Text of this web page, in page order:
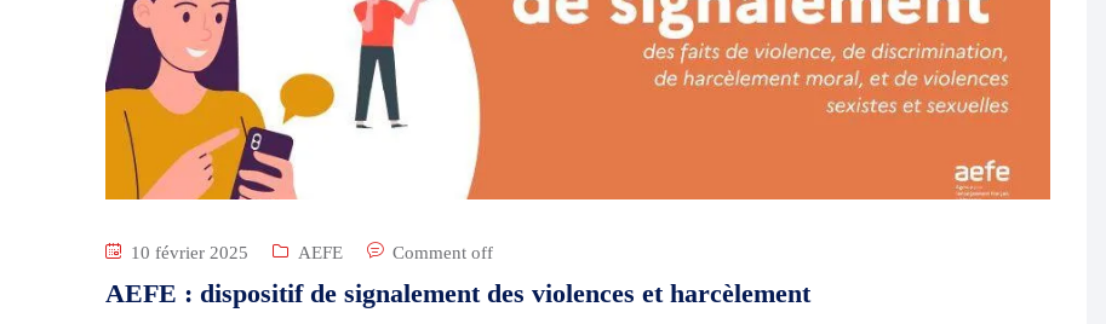
10 février 2025 AEFE Comment off
AEFE : dispositif de signalement des violences et harcèlement